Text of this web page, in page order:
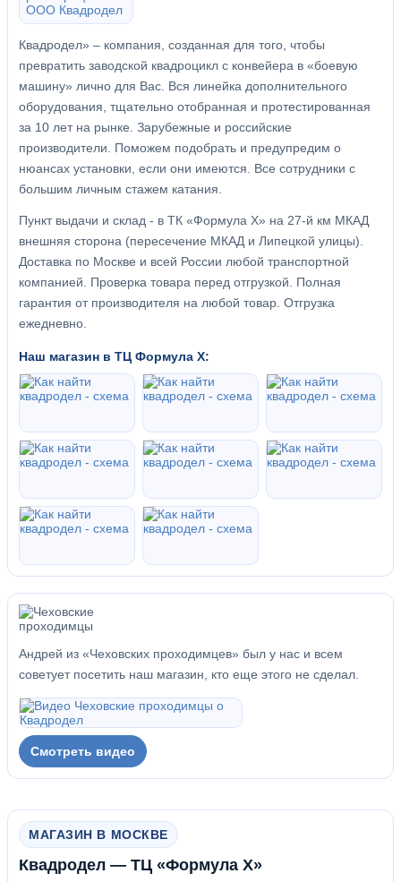
Квадродел» – компания, созданная для того, чтобы
превратить заводской квадроцикл с конвейера в «боевую
машину» лично для Вас. Вся линейка дополнительного
оборудования, тщательно отобранная и протестированная
за 10 лет на рынке. Зарубежные и российские
производители. Поможем подобрать и предупредим о
нюансах установки, если они имеются. Все сотрудники с
большим личным стажем катания.
Пункт выдачи и склад - в ТК «Формула X» на 27-й км МКАД
внешняя сторона (пересечение МКАД и Липецкой улицы).
Доставка по Москве и всей России любой транспортной
компанией. Проверка товара перед отгрузкой. Полная
гарантия от производителя на любой товар. Отгрузка
ежедневно.
Наш магазин в ТЦ Формула Х:
Андрей из «Чеховских проходимцев» был у нас и всем
советует посетить наш магазин, кто еще этого не сделал.
Смотреть видео
МАГАЗИН В МОСКВЕ
Квадродел — ТЦ «Формула Х»